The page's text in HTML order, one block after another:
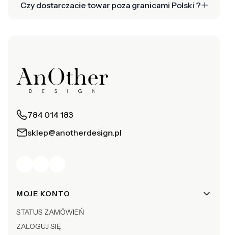
Czy dostarczacie towar poza granicami Polski ?
784 014 183
sklep@anotherdesign.pl
Linki w stopce
MOJE KONTO
STATUS ZAMÓWIEŃ
ZALOGUJ SIĘ